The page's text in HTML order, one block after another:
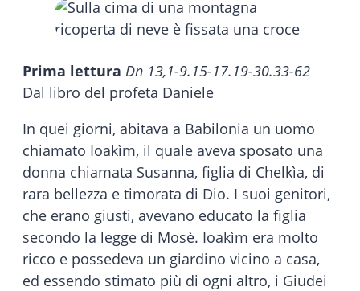
Prima lettura Dn 13,1-9.15-17.19-30.33-62
Dal libro del profeta Daniele
In quei giorni, abitava a Babilonia un uomo
chiamato Ioakìm, il quale aveva sposato una
donna chiamata Susanna, figlia di Chelkìa, di
rara bellezza e timorata di Dio. I suoi genitori,
che erano giusti, avevano educato la figlia
secondo la legge di Mosè. Ioakìm era molto
ricco e possedeva un giardino vicino a casa,
ed essendo stimato più di ogni altro, i Giudei